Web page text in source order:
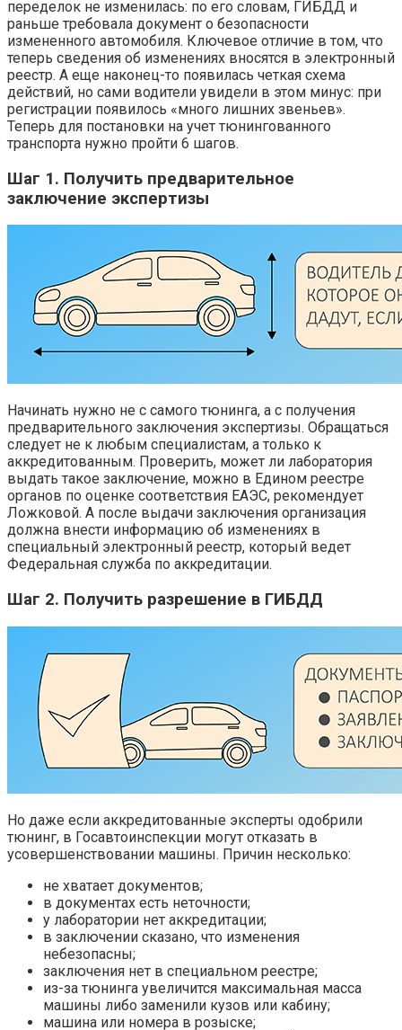
переделок не изменилась: по его словам, ГИБДД и
раньше требовала документ о безопасности
измененного автомобиля. Ключевое отличие в том, что
теперь сведения об изменениях вносятся в электронный
реестр. А еще наконец-то появилась четкая схема
действий, но сами водители увидели в этом минус: при
регистрации появилось «много лишних звеньев».
Теперь для постановки на учет тюнингованного
транспорта нужно пройти 6 шагов.
Шаг 1. Получить предварительное
заключение экспертизы
Начинать нужно не с самого тюнинга, а с получения
предварительного заключения экспертизы. Обращаться
следует не к любым специалистам, а только к
аккредитованным. Проверить, может ли лаборатория
выдать такое заключение, можно в Едином реестре
органов по оценке соответствия ЕАЭС, рекомендует
Ложковой. А после выдачи заключения организация
должна внести информацию об изменениях в
специальный электронный реестр, который ведет
Федеральная служба по аккредитации.
Шаг 2. Получить разрешение в ГИБДД
Но даже если аккредитованные эксперты одобрили
тюнинг, в Госавтоинспекции могут отказать в
усовершенствовании машины. Причин несколько:
не хватает документов;
в документах есть неточности;
у лаборатории нет аккредитации;
в заключении сказано, что изменения
небезопасны;
заключения нет в специальном реестре;
из-за тюнинга увеличится максимальная масса
машины либо заменили кузов или кабину;
машина или номера в розыске;